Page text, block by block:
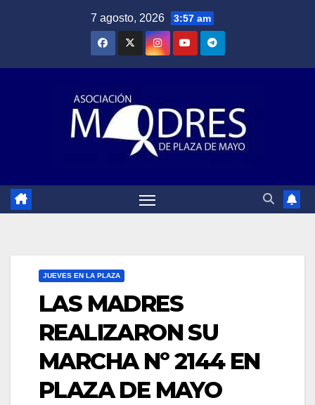
7 agosto, 2026 3:57 am
JUEVES EN LA PLAZA
LAS MADRES
REALIZARON SU
MARCHA Nº 2144 EN
PLAZA DE MAYO